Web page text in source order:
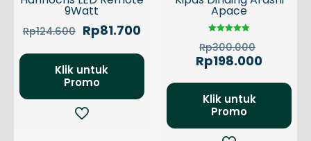
9Watt
Rp124.600 Harga
aslinya
adalah:
Rp124.600.
Rp81.700Harga
ini
Rp81.700.
Klik untuk
Promo
Apace
5.00
dari 5
Rp300.000
aslinya
Rp198.000Harga
ini
Klik untuk
Promo